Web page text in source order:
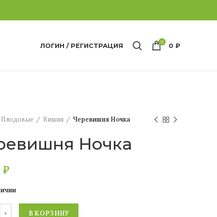
ЛОГИН / РЕГИСТРАЦИЯ 0 0 ₽
Плодовые Вишня Черевишня Ночка
Ночка
₽
В КОРЗИНУ